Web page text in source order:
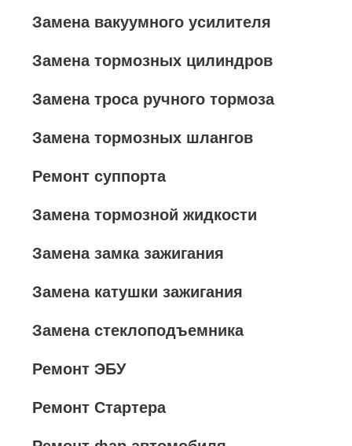
Замена вакуумного усилителя
Замена тормозных цилиндров
Замена троса ручного тормоза
Замена тормозных шлангов
Ремонт суппорта
Замена тормозной жидкости
Замена замка зажигания
Замена катушки зажигания
Замена стеклоподъемника
Ремонт ЭБУ
Ремонт Стартера